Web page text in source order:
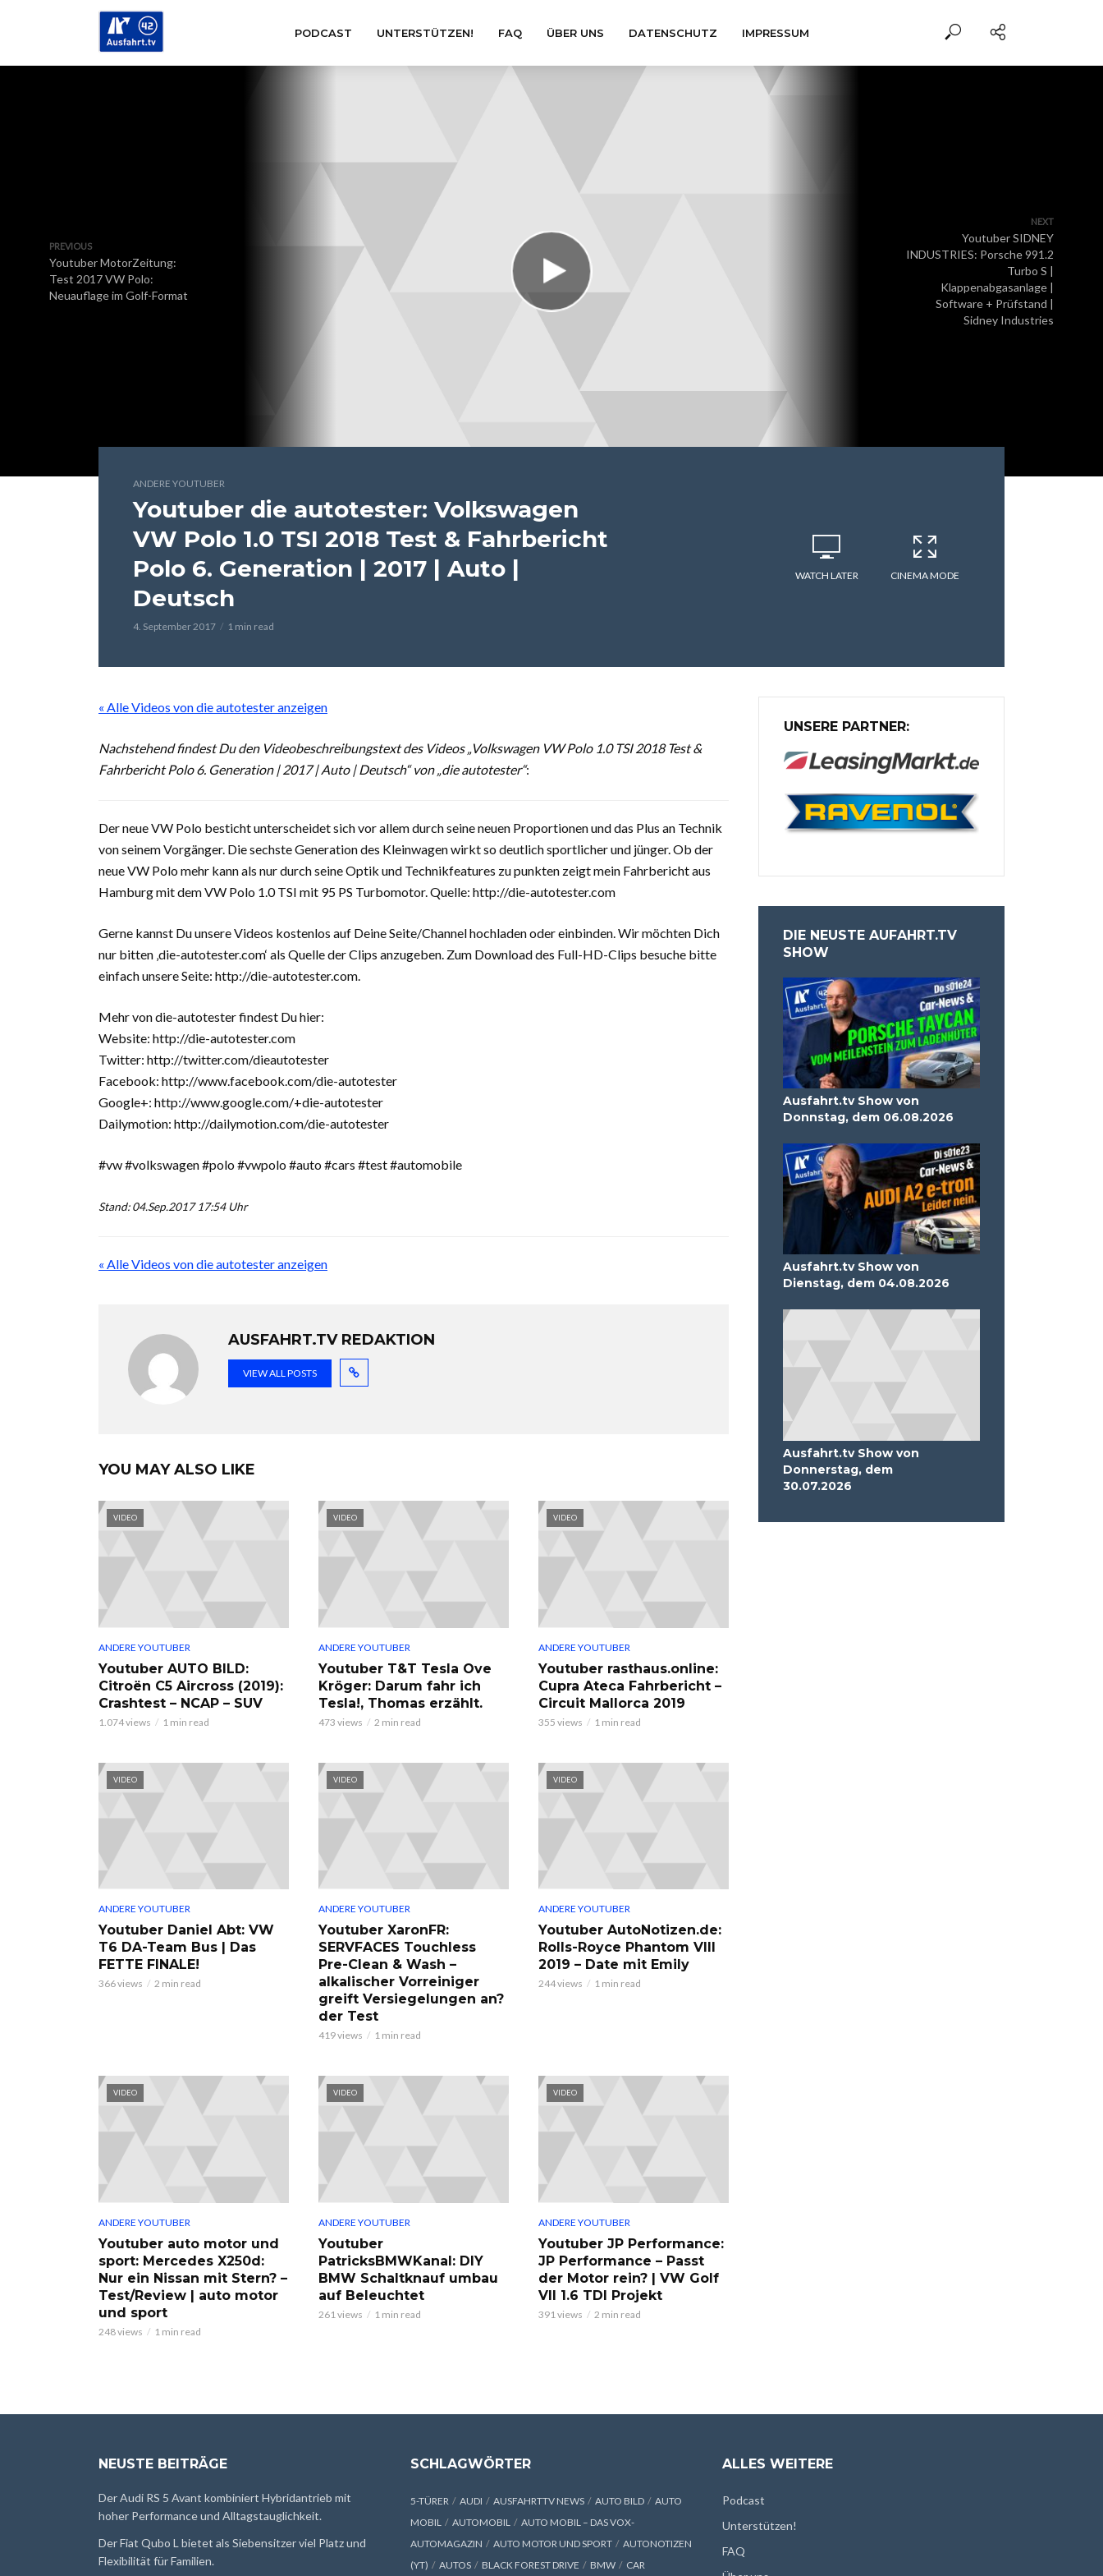
PODCAST UNTERSTÜTZEN! FAQ ÜBER UNS DATENSCHUTZ IMPRESSUM
PREVIOUS
Youtuber MotorZeitung:
Test 2017 VW Polo:
Neuauflage im Golf-Format
NEXT
Youtuber SIDNEY
INDUSTRIES: Porsche 991.2
Turbo S |
Klappenabgasanlage |
Software + Prüfstand |
Sidney Industries
ANDERE YOUTUBER
Youtuber die autotester: Volkswagen
VW Polo 1.0 TSI 2018 Test & Fahrbericht
Polo 6. Generation | 2017 | Auto |
Deutsch
4. September 2017 1 min read
WATCH LATER CINEMA MODE
« Alle Videos von die autotester anzeigen
Nachstehend findest Du den Videobeschreibungstext des Videos „Volkswagen VW Polo 1.0 TSI 2018 Test &
Fahrbericht Polo 6. Generation | 2017 | Auto | Deutsch“ von „die autotester“:
Der neue VW Polo besticht unterscheidet sich vor allem durch seine neuen Proportionen und das Plus an Technik
von seinem Vorgänger. Die sechste Generation des Kleinwagen wirkt so deutlich sportlicher und jünger. Ob der
neue VW Polo mehr kann als nur durch seine Optik und Technikfeatures zu punkten zeigt mein Fahrbericht aus
Hamburg mit dem VW Polo 1.0 TSI mit 95 PS Turbomotor. Quelle: http://die-autotester.com
Gerne kannst Du unsere Videos kostenlos auf Deine Seite/Channel hochladen oder einbinden. Wir möchten Dich
nur bitten ‚die-autotester.com‘ als Quelle der Clips anzugeben. Zum Download des Full-HD-Clips besuche bitte
einfach unsere Seite: http://die-autotester.com.
Mehr von die-autotester findest Du hier:
Website: http://die-autotester.com
Twitter: http://twitter.com/dieautotester
Facebook: http://www.facebook.com/die-autotester
Google+: http://www.google.com/+die-autotester
Dailymotion: http://dailymotion.com/die-autotester
#vw #volkswagen #polo #vwpolo #auto #cars #test #automobile
Stand: 04.Sep.2017 17:54 Uhr
« Alle Videos von die autotester anzeigen
AUSFAHRT.TV REDAKTION
VIEW ALL POSTS
YOU MAY ALSO LIKE
VIDEO
ANDERE YOUTUBER
Youtuber AUTO BILD:
Citroën C5 Aircross (2019):
Crashtest – NCAP – SUV
1.074 views 1 min read
VIDEO
ANDERE YOUTUBER
Youtuber T&T Tesla Ove
Kröger: Darum fahr ich
Tesla!, Thomas erzählt.
473 views 2 min read
VIDEO
ANDERE YOUTUBER
Youtuber rasthaus.online:
Cupra Ateca Fahrbericht –
Circuit Mallorca 2019
355 views 1 min read
VIDEO
ANDERE YOUTUBER
Youtuber Daniel Abt: VW
T6 DA-Team Bus | Das
FETTE FINALE!
366 views 2 min read
VIDEO
ANDERE YOUTUBER
Youtuber XaronFR:
SERVFACES Touchless
Pre-Clean & Wash –
alkalischer Vorreiniger
greift Versiegelungen an?
der Test
419 views 1 min read
VIDEO
ANDERE YOUTUBER
Youtuber AutoNotizen.de:
Rolls-Royce Phantom VIII
2019 – Date mit Emily
244 views 1 min read
VIDEO
ANDERE YOUTUBER
Youtuber auto motor und
sport: Mercedes X250d:
Nur ein Nissan mit Stern? –
Test/Review | auto motor
und sport
248 views 1 min read
VIDEO
ANDERE YOUTUBER
Youtuber
PatricksBMWKanal: DIY
BMW Schaltknauf umbau
auf Beleuchtet
261 views 1 min read
VIDEO
ANDERE YOUTUBER
Youtuber JP Performance:
JP Performance – Passt
der Motor rein? | VW Golf
VII 1.6 TDI Projekt
391 views 2 min read
UNSERE PARTNER:
DIE NEUSTE AUFAHRT.TV
SHOW
Ausfahrt.tv Show von
Donnstag, dem 06.08.2026
Ausfahrt.tv Show von
Dienstag, dem 04.08.2026
Ausfahrt.tv Show von
Donnerstag, dem
30.07.2026
NEUSTE BEITRÄGE
Der Audi RS 5 Avant kombiniert Hybridantrieb mit
hoher Performance und Alltagstauglichkeit.
Der Fiat Qubo L bietet als Siebensitzer viel Platz und
Flexibilität für Familien.
SCHLAGWÖRTER
5-TÜRER AUDI AUSFAHRTTV NEWS AUTO BILD
AUTO
MOBIL
AUTOMOBIL
AUTO MOBIL – DAS VOX-
AUTOMAGAZIN
AUTO MOTOR UND SPORT
AUTONOTIZEN
(YT)
AUTOS BLACK FOREST DRIVE BMW CAR
ALLES WEITERE
Podcast
Unterstützen!
FAQ